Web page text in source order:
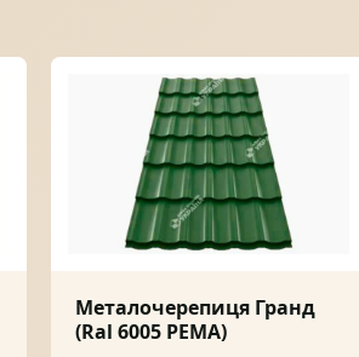
Металочерепиця Гранд
(Ral 6005 PEMA)